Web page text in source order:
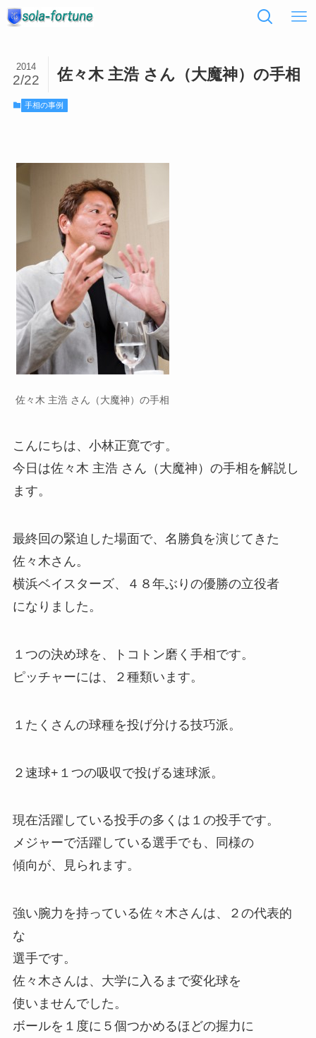
佐々木 主浩 さん（大魔神）の手相
2014
2/22
手相の事例
佐々木 主浩 さん（大魔神）の手相
こんにちは、小林正寛です。
今日は佐々木 主浩 さん（大魔神）の手相を解説し
ます。
最終回の緊迫した場面で、名勝負を演じてきた
佐々木さん。
横浜ベイスターズ、４８年ぶりの優勝の立役者
になりました。
１つの決め球を、トコトン磨く手相です。
ピッチャーには、２種類います。
１たくさんの球種を投げ分ける技巧派。
２速球+１つの吸収で投げる速球派。
現在活躍している投手の多くは１の投手です。
メジャーで活躍している選手でも、同様の
傾向が、見られます。
強い腕力を持っている佐々木さんは、２の代表的
な
選手です。
佐々木さんは、大学に入るまで変化球を
使いませんでした。
ボールを１度に５個つかめるほどの握力に